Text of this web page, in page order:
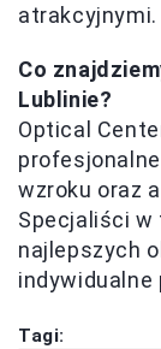
atrakcyjnymi.
Co
Lublinie?
Optical
wzroku oraz
Specjaliści w
najlepszych
indywidualne
Tagi: